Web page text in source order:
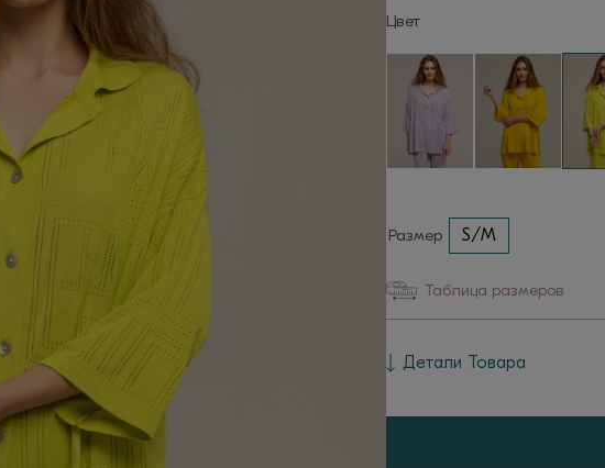
Цвет
Размер S/M
Таблица размеров
Детали Товара